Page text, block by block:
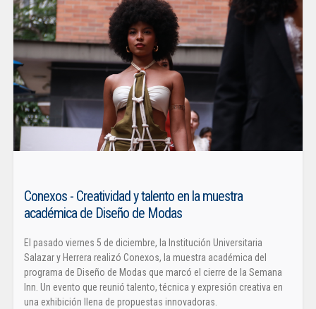
Conexos - Creatividad y talento en la muestra
académica de Diseño de Modas
El pasado viernes 5 de diciembre, la Institución Universitaria
Salazar y Herrera realizó Conexos, la muestra académica del
programa de Diseño de Modas que marcó el cierre de la Semana
Inn. Un evento que reunió talento, técnica y expresión creativa en
una exhibición llena de propuestas innovadoras.